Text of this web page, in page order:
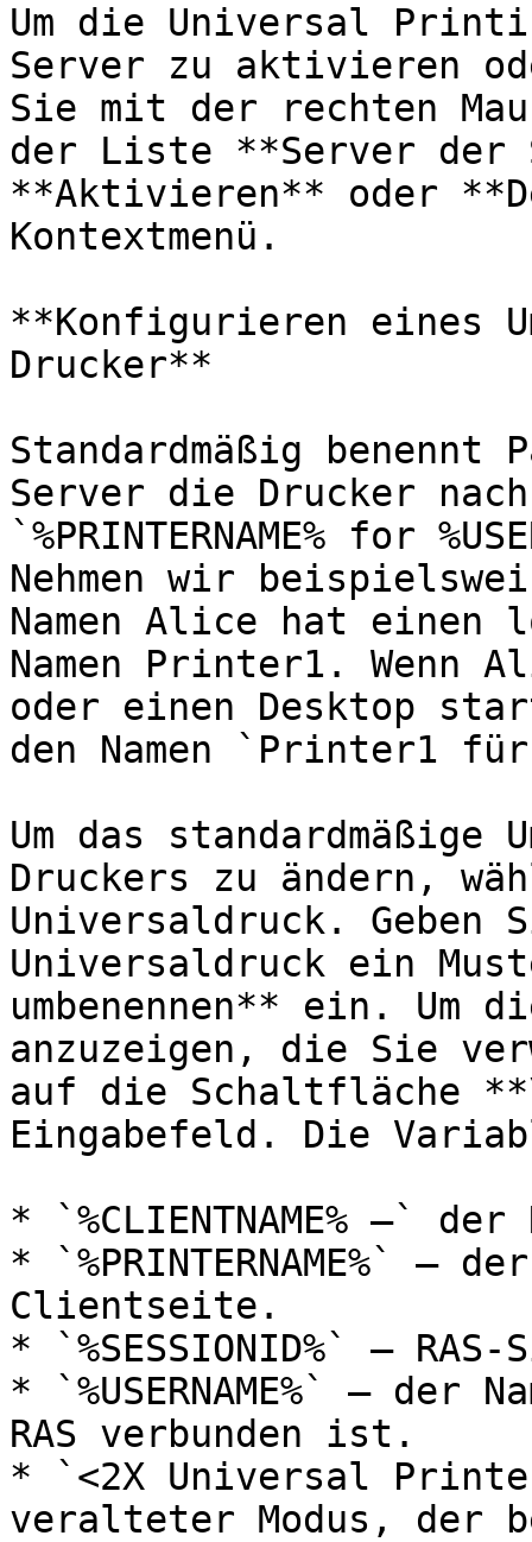
Um die Universal
Server zu aktivieren
Sie mit der rechten
der Liste **Server
**Aktivieren** oder
Kontextmenü.
**Konfigurieren eines
Drucker**
Standardmäßig
Server die Drucker
`%PRINTERNAME% for
Nehmen wir
Namen Alice hat einen
Namen Printer1. Wenn
oder einen Desktop
den Namen `Printer1
Um das standardmäßige
Druckers zu ändern,
Universaldruck.
Universaldruck ein
umbenennen** ein.
anzuzeigen, die Sie
auf die Schaltfläche
Eingabefeld. Die
* `%CLIENTNAME% –`
* `%PRINTERNAME%` –
Clientseite.
* `%SESSIONID%` –
* `%USERNAME%` – der
RAS verbunden ist.
* `<2X Universal
veralteter Modus, der